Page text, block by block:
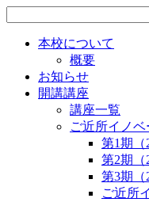
本校について
概要
お知らせ
開講講座
講座一覧
ご近所イノ
第1期（
第2期（
第3期（
ご近所